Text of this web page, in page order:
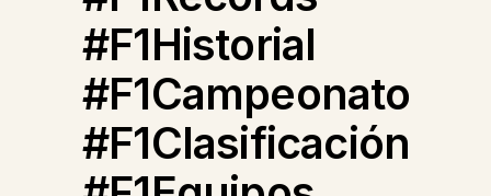
#F1Historial
#F1Campeonato
#F1Clasificación